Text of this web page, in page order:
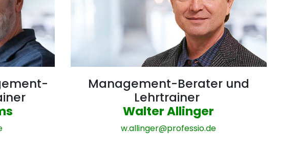
Management-Berater und
Lehrtrainer
Walter Allinger
w.allinger@professio.de